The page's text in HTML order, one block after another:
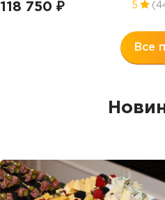
118 750 ₽ 5
Все